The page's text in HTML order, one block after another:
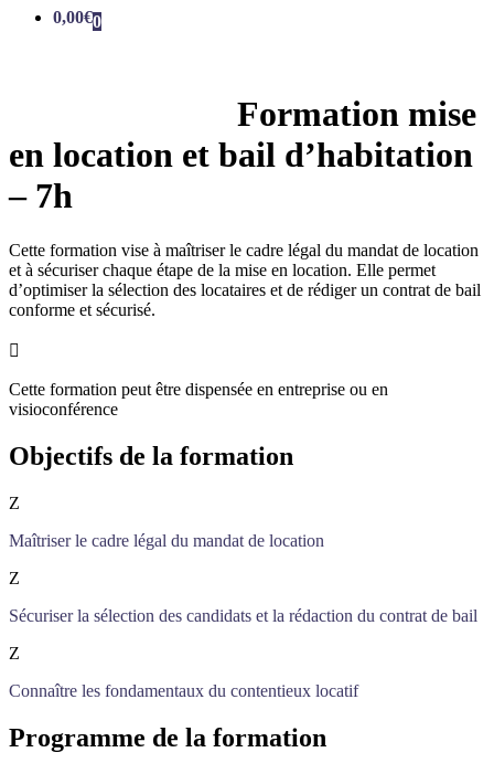
0,00€0
Formation mise
en location et bail d’habitation
– 7h
Cette formation vise à maîtriser le cadre légal du mandat de location
et à sécuriser chaque étape de la mise en location. Elle permet
d’optimiser la sélection des locataires et de rédiger un contrat de bail
conforme et sécurisé.

Cette formation peut être dispensée en entreprise ou en
visioconférence
Objectifs de la formation
Z
Maîtriser le cadre légal du mandat de location
Z
Sécuriser la sélection des candidats et la rédaction du contrat de bail
Z
Connaître les fondamentaux du contentieux locatif
Programme de la formation